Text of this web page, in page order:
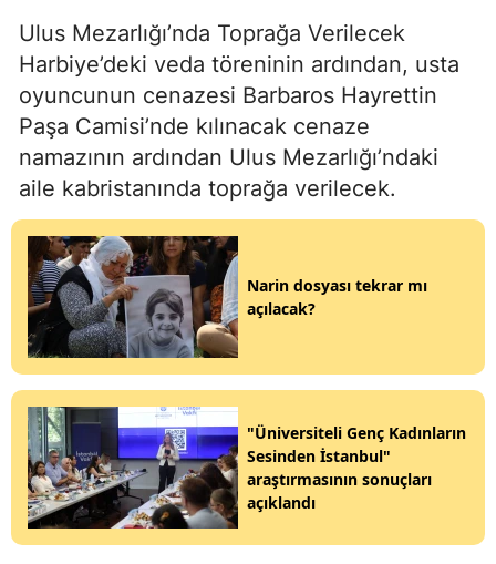
Ulus Mezarlığı’nda Toprağa Verilecek
Harbiye’deki veda töreninin ardından, usta
oyuncunun cenazesi Barbaros Hayrettin
Paşa Camisi’nde kılınacak cenaze
namazının ardından Ulus Mezarlığı’ndaki
aile kabristanında toprağa verilecek.
Narin dosyası tekrar mı
açılacak?
"Üniversiteli Genç Kadınların
Sesinden İstanbul"
araştırmasının sonuçları
açıklandı